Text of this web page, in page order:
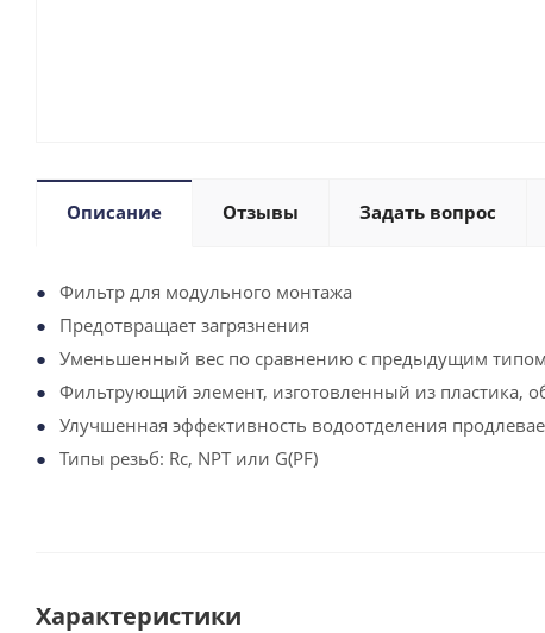
Описание Отзывы Задать вопрос
Фильтр для модульного монтажа
Предотвращает загрязнения
Уменьшенный вес по сравнению с предыдущим
Фильтрующий элемент, изготовленный из пластика,
Улучшенная эффективность водоотделения
Типы резьб: Rc, NPT или G(PF)
Характеристики